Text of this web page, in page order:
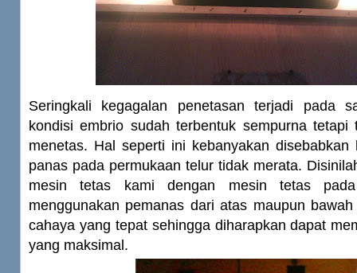
Seringkali kegagalan penetasan terjadi pada
kondisi embrio sudah terbentuk sempurna tetapi
menetas. Hal seperti ini kebanyakan disebabkan
panas pada permukaan telur tidak merata.
mesin tetas kami dengan mesin tetas
menggunakan pemanas dari atas maupun
cahaya yang tepat sehingga diharapkan dapat
yang maksimal.